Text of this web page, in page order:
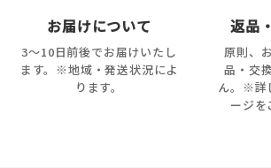
お届けについて
3～10日前後でお届けいたし
ます。※地域・発送状況によ
ります。
返品
原則、
品・交
ん。※詳
ージを